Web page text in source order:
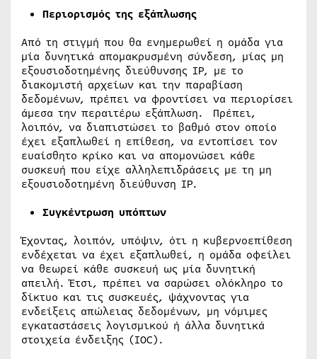
Περιορισμός της εξάπλωσης
Από τη στιγμή που θα ενημερωθεί η ομάδα για
μία δυνητικά απομακρυσμένη σύνδεση, μίας μη
εξουσιοδοτημένης διεύθυνσης IP, με το
διακομιστή αρχείων και την παραβίαση
δεδομένων, πρέπει να φροντίσει να περιορίσει
άμεσα την περαιτέρω εξάπλωση. Πρέπει,
λοιπόν, να διαπιστώσει το βαθμό στον οποίο
έχει εξαπλωθεί η επίθεση, να εντοπίσει τον
ευαίσθητο κρίκο και να απομονώσει κάθε
συσκευή που είχε αλληλεπιδράσεις με τη μη
εξουσιοδοτημένη διεύθυνση IP.
Συγκέντρωση υπόπτων
Έχοντας, λοιπόν, υπόψιν, ότι η κυβερνοεπίθεση
ενδέχεται να έχει εξαπλωθεί, η ομάδα οφείλει
να θεωρεί κάθε συσκευή ως μία δυνητική
απειλή. Έτσι, πρέπει να σαρώσει ολόκληρο το
δίκτυο και τις συσκευές, ψάχνοντας για
ενδείξεις απώλειας δεδομένων, μη νόμιμες
εγκαταστάσεις λογισμικού ή άλλα δυνητικά
στοιχεία ένδειξης (IOC).